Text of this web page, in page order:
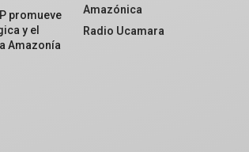
promueve
y el
Amazonía
Amazónica
Radio Ucamara